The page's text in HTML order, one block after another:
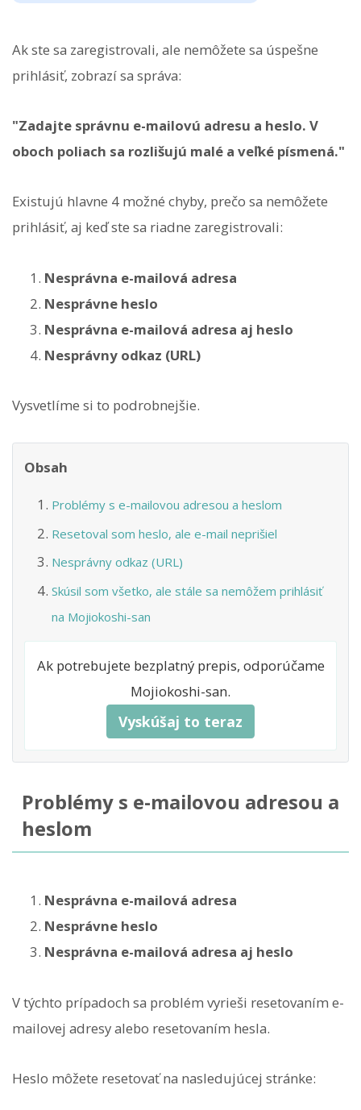
Ak ste sa zaregistrovali, ale nemôžete sa úspešne
prihlásiť, zobrazí sa správa:
"Zadajte správnu e-mailovú adresu a heslo. V
oboch poliach sa rozlišujú malé a veľké písmená."
Existujú hlavne 4 možné chyby, prečo sa nemôžete
prihlásiť, aj keď ste sa riadne zaregistrovali:
Nesprávna e-mailová adresa
Nesprávne heslo
Nesprávna e-mailová adresa aj heslo
Nesprávny odkaz (URL)
Vysvetlíme si to podrobnejšie.
Obsah
Problémy s e-mailovou adresou a heslom
Resetoval som heslo, ale e-mail neprišiel
Nesprávny odkaz (URL)
Skúsil som všetko, ale stále sa nemôžem prihlásiť
na Mojiokoshi-san
Ak potrebujete bezplatný prepis, odporúčame
Mojiokoshi-san.
Vyskúšaj to teraz
Problémy s e-mailovou adresou a
heslom
Nesprávna e-mailová adresa
Nesprávne heslo
Nesprávna e-mailová adresa aj heslo
V týchto prípadoch sa problém vyrieši resetovaním e-
mailovej adresy alebo resetovaním hesla.
Heslo môžete resetovať na nasledujúcej stránke: